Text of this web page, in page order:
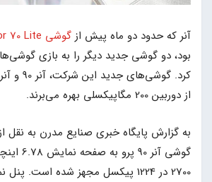
آنر که حدود دو ماه پیش از گوشی Honor 70 Lite
بود، دو گوشی جدید دیگر را به بازی
از دوربین 200 مگاپیکسلی بهره می‌برند.
به گزارش پایگاه خبری صنایع مدرن به نقل
گوشی
2700 در 1224 پیکسل مجهز شده‌ است.